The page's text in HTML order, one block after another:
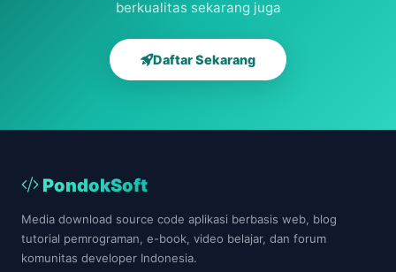
berkualitas sekarang juga
Daftar Sekarang
PondokSoft
Media download source code aplikasi berbasis web, blog
tutorial pemrograman, e-book, video belajar, dan forum
komunitas developer Indonesia.